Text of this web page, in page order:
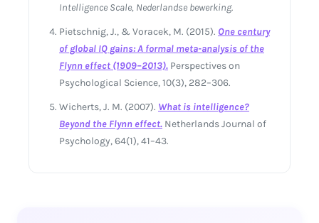
Intelligence Scale, Nederlandse bewerking.
Pietschnig, J., & Voracek, M. (2015). One century
of global IQ gains: A formal meta-analysis of the
Flynn effect (1909–2013). Perspectives on
Psychological Science, 10(3), 282–306.
Wicherts, J. M. (2007). What is intelligence?
Beyond the Flynn effect. Netherlands Journal of
Psychology, 64(1), 41–43.